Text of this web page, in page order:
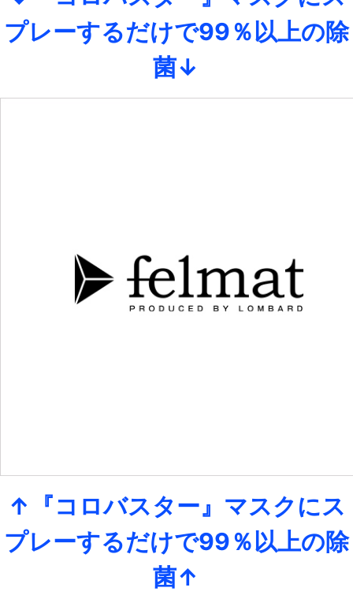
プレーするだけで99％以上の除
菌↓
↑『コロバスター』マスクにス
プレーするだけで99％以上の除
菌↑